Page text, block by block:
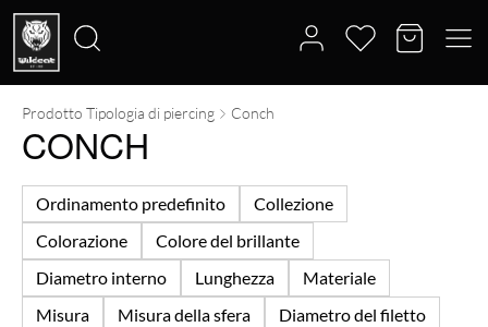
Cerca:
Prodotto Tipologia di piercing Conch
CONCH
Ordinamento predefinito
Collezione
Colorazione
Colore del brillante
Diametro interno
Lunghezza
Materiale
Misura
Misura della sfera
Diametro del filetto